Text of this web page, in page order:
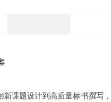
课题设计到高质量标书撰写